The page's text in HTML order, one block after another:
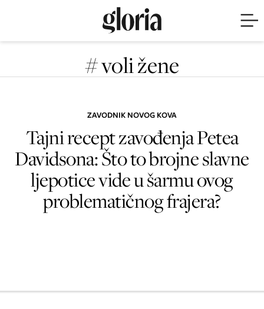
# voli žene
ZAVODNIK NOVOG KOVA
Tajni recept zavođenja Petea
Davidsona: Što to brojne slavne
ljepotice vide u šarmu ovog
problematičnog frajera?